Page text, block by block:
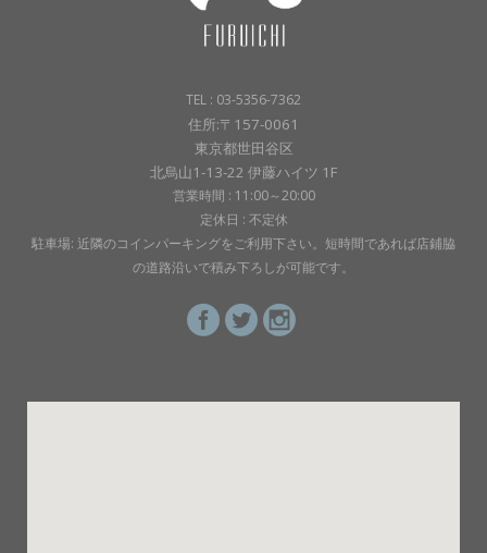
TEL : 03-5356-7362
住所:〒157-0061
東京都世田谷区
北烏山1-13-22 伊藤ハイツ 1F
営業時間 : 11:00～20:00
定休日 : 不定休
駐車場: 近隣のコインパーキングをご利用下さい。短時間であれば店鋪脇
の道路沿いで積み下ろしが可能です。